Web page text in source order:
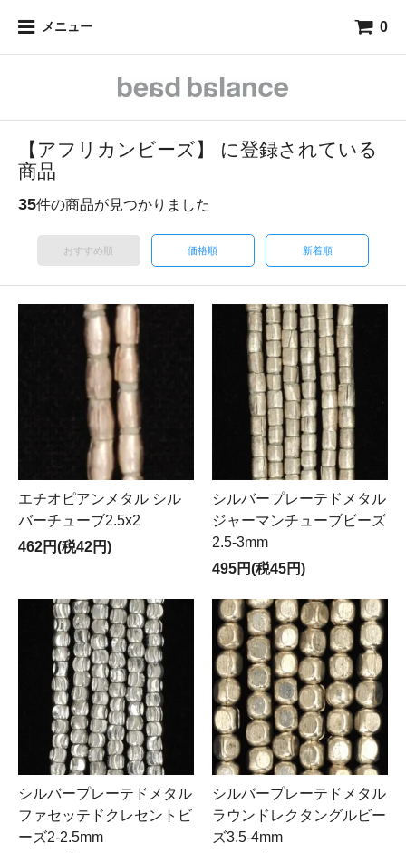
メニュー 0
【アフリカンビーズ】 に登録されている
商品
35件の商品が見つかりました
おすすめ順 価格順 新着順
エチオピアンメタル シル
バーチューブ2.5x2
462円(税42円)
シルバープレーテドメタル
ジャーマンチューブビーズ
2.5-3mm
495円(税45円)
シルバープレーテドメタル
ファセッテドクレセントビ
ーズ2-2.5mm
シルバープレーテドメタル
ラウンドレクタングルビー
ズ3.5-4mm